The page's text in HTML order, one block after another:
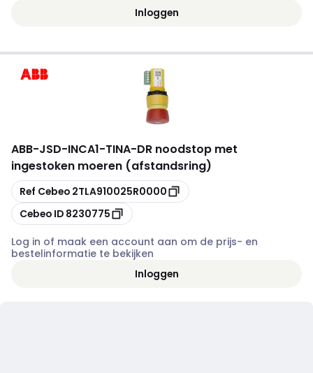
Inloggen
ABB-JSD-INCA1-TINA-DR noodstop met
ingestoken moeren (afstandsring)
Kopiëren
Ref Cebeo 2TLA910025R0000
Kopiëren
Cebeo ID 8230775
Log in of maak een account aan om de prijs- en
bestelinformatie te bekijken
Inloggen